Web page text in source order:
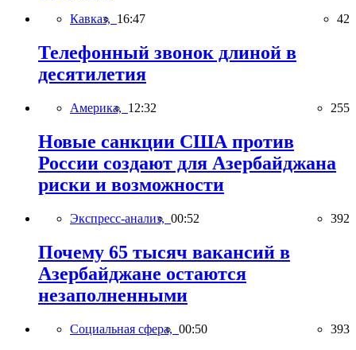
Кавказ, 16:47 42
Телефонный звонок длиной в
десятилетия
Америка, 12:32 255
Новые санкции США против
России создают для Азербайджана
риски и возможности
Экспресс-анализ, 00:52 392
Почему 65 тысяч вакансий в
Азербайджане остаются
незаполненными
Социальная сфера, 00:50 393